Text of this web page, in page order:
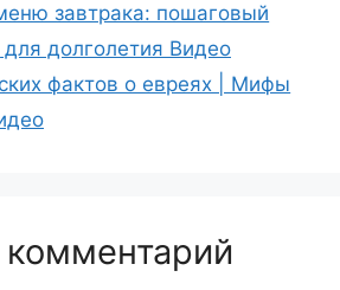
завтрака: пошаговый
долголетия Видео
фактов о евреях | Мифы
комментарий